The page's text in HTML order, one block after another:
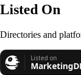
Listed On
Directories and